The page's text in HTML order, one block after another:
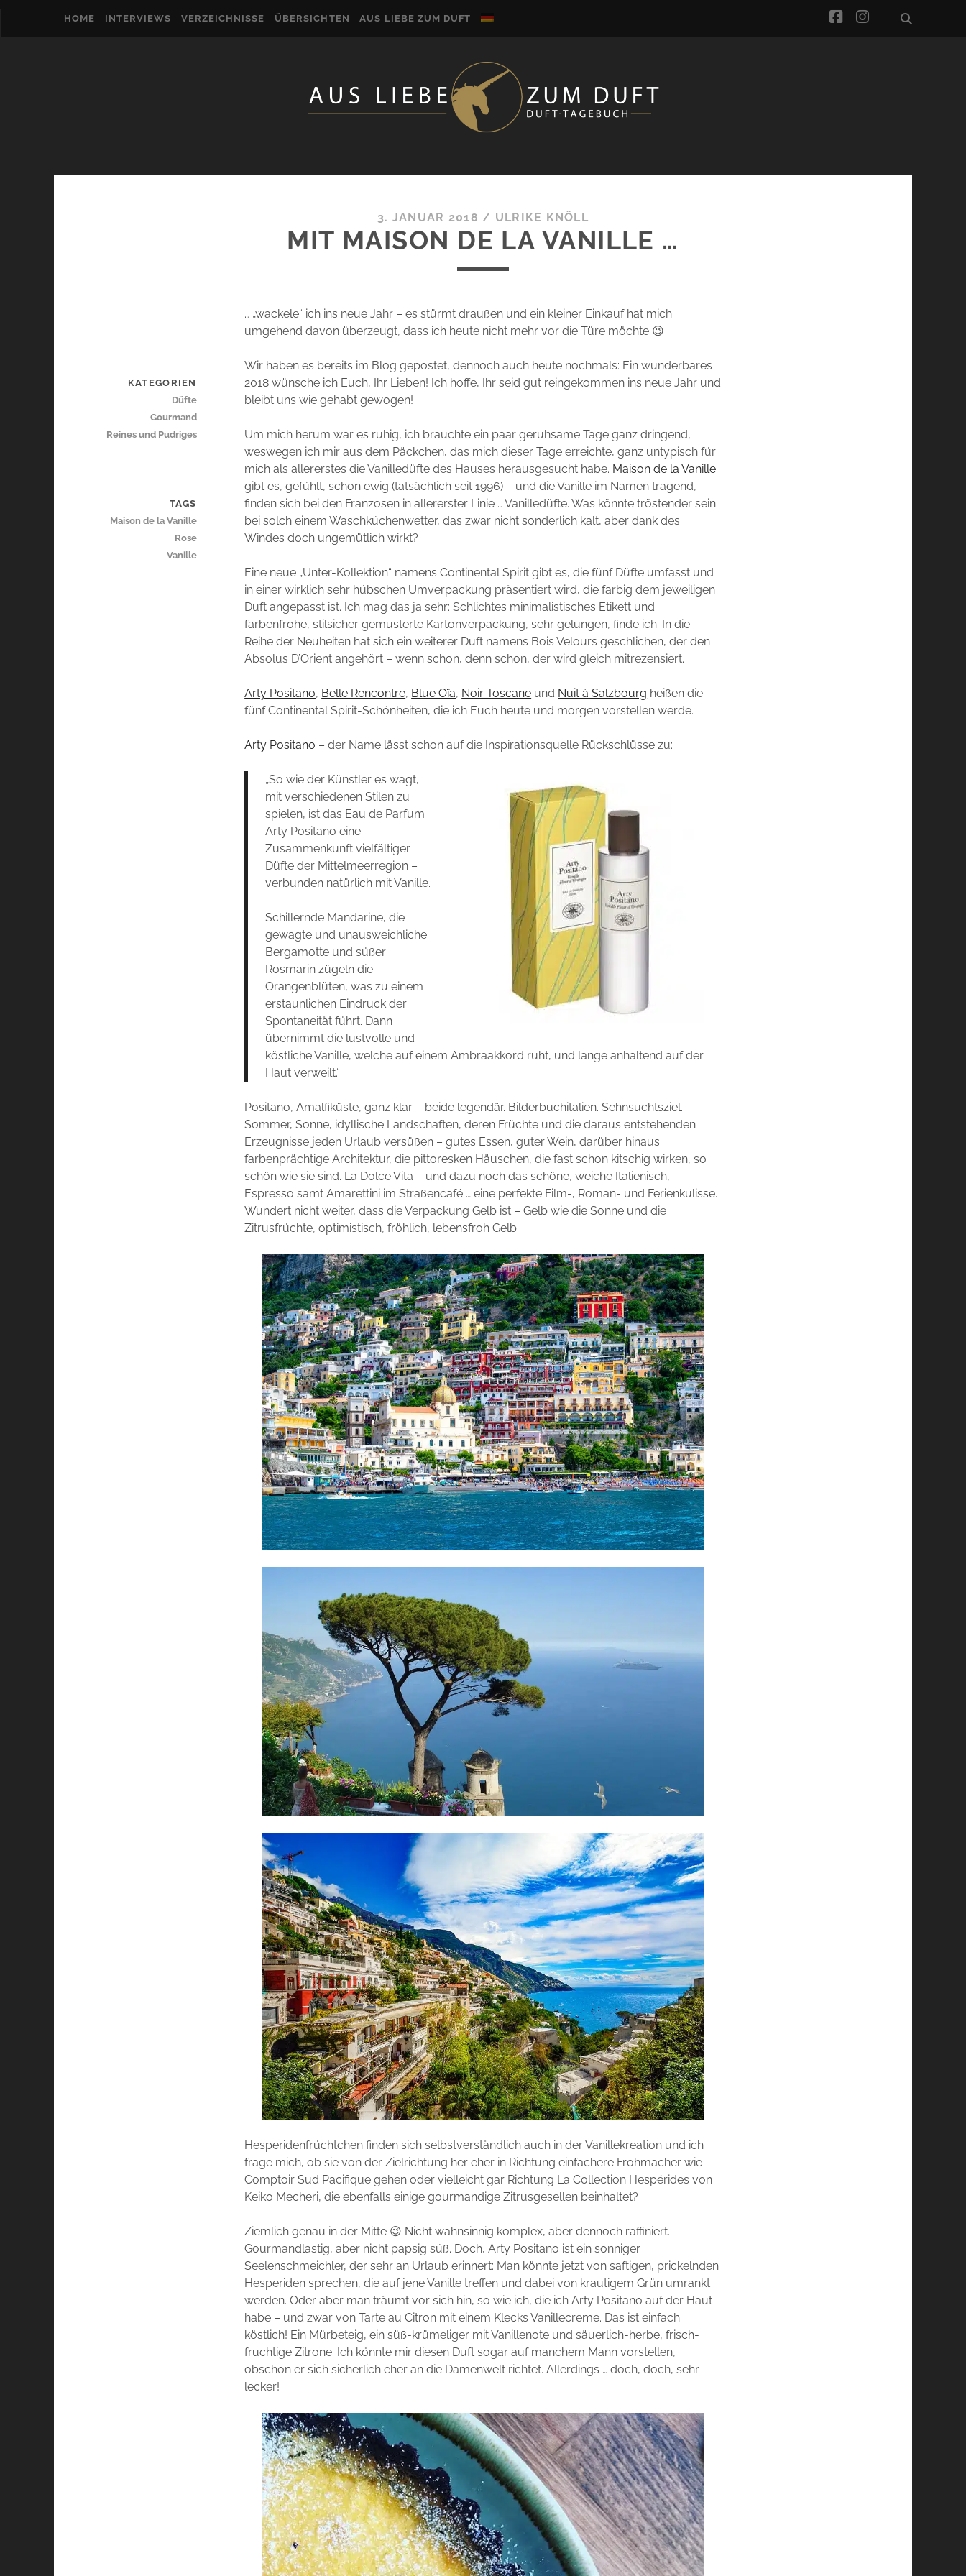
HOME INTERVIEWS VERZEICHNISSE ÜBERSICHTEN AUS LIEBE ZUM DUFT facebook
instagram
3. JANUAR 2018 / ULRIKE KNÖLL
MIT MAISON DE LA VANILLE …
… „wackele“ ich ins neue Jahr – es stürmt draußen und ein kleiner Einkauf hat mich
umgehend davon überzeugt, dass ich heute nicht mehr vor die Türe möchte 😉
Wir haben es bereits im Blog gepostet, dennoch auch heute nochmals: Ein wunderbares
2018 wünsche ich Euch, Ihr Lieben! Ich hoffe, Ihr seid gut reingekommen ins neue Jahr und
bleibt uns wie gehabt gewogen!
Um mich herum war es ruhig, ich brauchte ein paar geruhsame Tage ganz dringend,
weswegen ich mir aus dem Päckchen, das mich dieser Tage erreichte, ganz untypisch für
mich als allererstes die Vanilledüfte des Hauses herausgesucht habe. Maison de la Vanille
gibt es, gefühlt, schon ewig (tatsächlich seit 1996) – und die Vanille im Namen tragend,
finden sich bei den Franzosen in allererster Linie … Vanilledüfte. Was könnte tröstender sein
bei solch einem Waschküchenwetter, das zwar nicht sonderlich kalt, aber dank des
Windes doch ungemütlich wirkt?
Eine neue „Unter-Kollektion“ namens Continental Spirit gibt es, die fünf Düfte umfasst und
in einer wirklich sehr hübschen Umverpackung präsentiert wird, die farbig dem jeweiligen
Duft angepasst ist. Ich mag das ja sehr: Schlichtes minimalistisches Etikett und
farbenfrohe, stilsicher gemusterte Kartonverpackung, sehr gelungen, finde ich. In die
Reihe der Neuheiten hat sich ein weiterer Duft namens Bois Velours geschlichen, der den
Absolus D’Orient angehört – wenn schon, denn schon, der wird gleich mitrezensiert.
Arty Positano, Belle Rencontre, Blue Oïa, Noir Toscane und Nuit à Salzbourg heißen die
fünf Continental Spirit-Schönheiten, die ich Euch heute und morgen vorstellen werde.
Arty Positano – der Name lässt schon auf die Inspirationsquelle Rückschlüsse zu:
„So wie der Künstler es wagt,
mit verschiedenen Stilen zu
spielen, ist das Eau de Parfum
Arty Positano eine
Zusammenkunft vielfältiger
Düfte der Mittelmeerregion –
verbunden natürlich mit Vanille.
Schillernde Mandarine, die
gewagte und unausweichliche
Bergamotte und süßer
Rosmarin zügeln die
Orangenblüten, was zu einem
erstaunlichen Eindruck der
Spontaneität führt. Dann
übernimmt die lustvolle und
köstliche Vanille, welche auf einem Ambraakkord ruht, und lange anhaltend auf der
Haut verweilt.“
Positano, Amalfiküste, ganz klar – beide legendär. Bilderbuchitalien. Sehnsuchtsziel.
Sommer, Sonne, idyllische Landschaften, deren Früchte und die daraus entstehenden
Erzeugnisse jeden Urlaub versüßen – gutes Essen, guter Wein, darüber hinaus
farbenprächtige Architektur, die pittoresken Häuschen, die fast schon kitschig wirken, so
schön wie sie sind. La Dolce Vita – und dazu noch das schöne, weiche Italienisch,
Espresso samt Amarettini im Straßencafé … eine perfekte Film-, Roman- und Ferienkulisse.
Wundert nicht weiter, dass die Verpackung Gelb ist – Gelb wie die Sonne und die
Zitrusfrüchte, optimistisch, fröhlich, lebensfroh Gelb.
Hesperidenfrüchtchen finden sich selbstverständlich auch in der Vanillekreation und ich
frage mich, ob sie von der Zielrichtung her eher in Richtung einfachere Frohmacher wie
Comptoir Sud Pacifique gehen oder vielleicht gar Richtung La Collection Hespérides von
Keiko Mecheri, die ebenfalls einige gourmandige Zitrusgesellen beinhaltet?
Ziemlich genau in der Mitte 😉 Nicht wahnsinnig komplex, aber dennoch raffiniert.
Gourmandlastig, aber nicht papsig süß. Doch, Arty Positano ist ein sonniger
Seelenschmeichler, der sehr an Urlaub erinnert: Man könnte jetzt von saftigen, prickelnden
Hesperiden sprechen, die auf jene Vanille treffen und dabei von krautigem Grün umrankt
werden. Oder aber man träumt vor sich hin, so wie ich, die ich Arty Positano auf der Haut
habe – und zwar von Tarte au Citron mit einem Klecks Vanillecreme. Das ist einfach
köstlich! Ein Mürbeteig, ein süß-krümeliger mit Vanillenote und säuerlich-herbe, frisch-
fruchtige Zitrone. Ich könnte mir diesen Duft sogar auf manchem Mann vorstellen,
obschon er sich sicherlich eher an die Damenwelt richtet. Allerdings … doch, doch, sehr
lecker!
KATEGORIEN
Düfte
Gourmand
Reines und Pudriges
TAGS
Maison de la Vanille
Rose
Vanille